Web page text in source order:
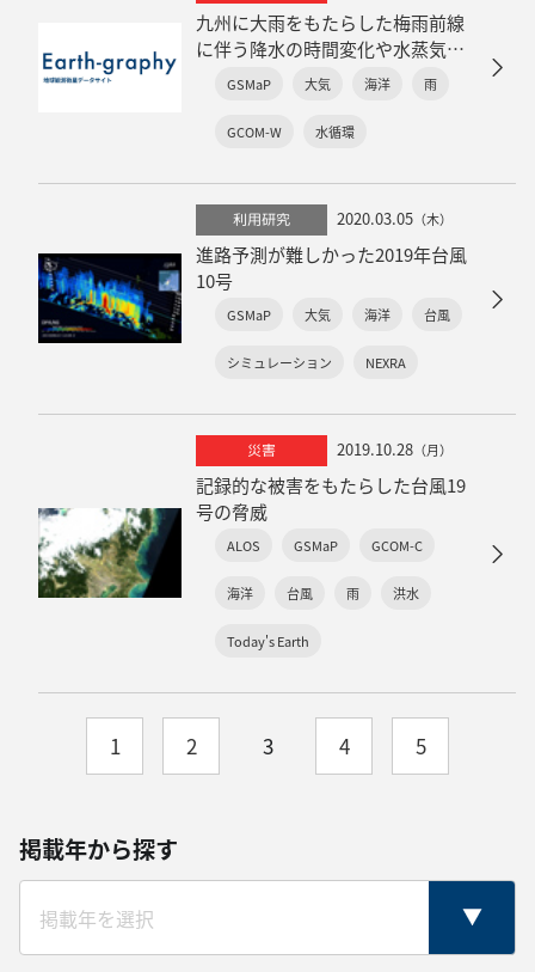
九州に大雨をもたらした梅雨前線
に伴う降水の時間変化や水蒸気量
の観測GSMaP 大気 海洋 雨
GCOM-W 水循環
利用研究 2020.03.05 （木）
進路予測が難しかった2019年台風
10号
GSMaP 大気 海洋 台風
シミュレーション NEXRA
災害 2019.10.28 （月）
記録的な被害をもたらした台風19
号の脅威
ALOS GSMaP GCOM-C
海洋 台風 雨 洪水
Today's Earth
1 2 3 4 5
掲載年から探す